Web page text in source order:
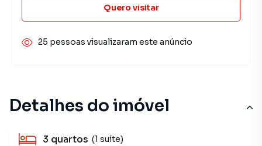
Detalhes do imóvel
3 quartos (1 suíte)
Quero visitar
25 pessoas visualizaram este anúncio